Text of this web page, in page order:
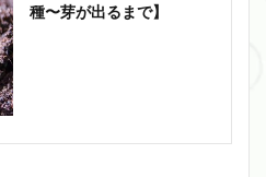
種〜芽が出るまで】